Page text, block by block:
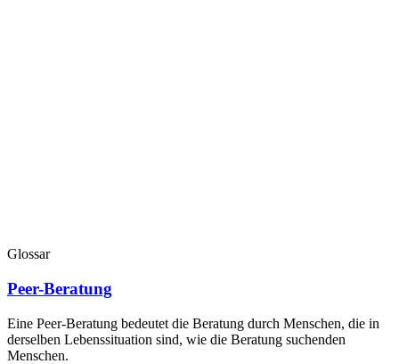
Glossar
Peer-Beratung
Eine Peer-Beratung bedeutet die Beratung durch Menschen, die in
derselben Lebenssituation sind, wie die Beratung suchenden
Menschen.